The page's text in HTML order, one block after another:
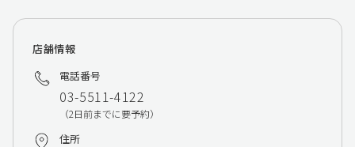
店舗情報
電話番号
03-5511-4122
（2日前までに要予約）
住所